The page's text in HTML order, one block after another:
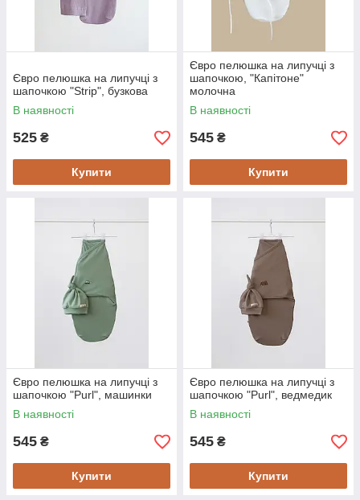
Євро пелюшка на липучці з
шапочкою "Strip", бузкова
В наявності
525 ₴
Купити
Євро пелюшка на липучці з
шапочкою, "Капітоне"
молочна
В наявності
545 ₴
Купити
Євро пелюшка на липучці з
шапочкою "Purl", машинки
В наявності
545 ₴
Купити
Євро пелюшка на липучці з
шапочкою "Purl", ведмедик
В наявності
545 ₴
Купити